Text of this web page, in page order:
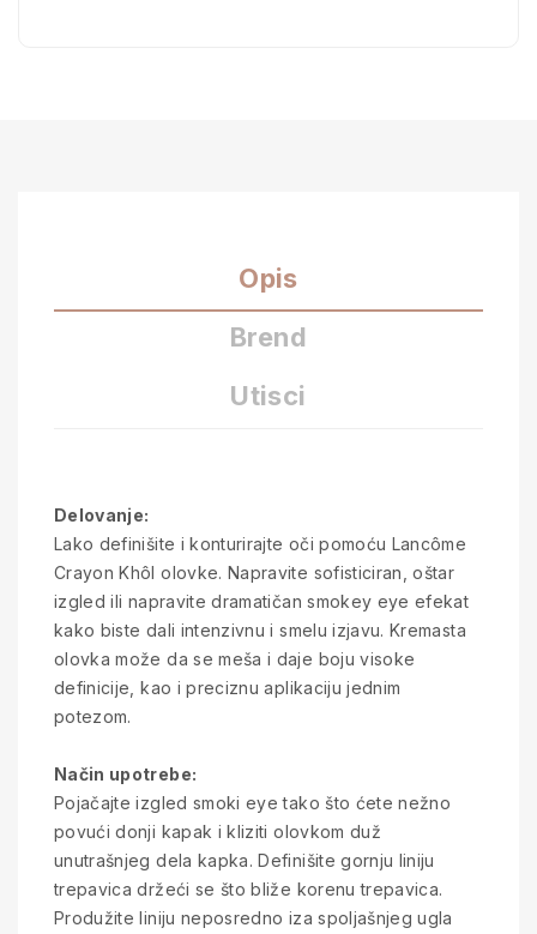
Opis
Brend
Utisci
Delovanje:
Lako definišite i konturirajte oči pomoću Lancôme
Crayon Khôl olovke. Napravite sofisticiran, oštar
izgled ili napravite dramatičan smokey eye efekat
kako biste dali intenzivnu i smelu izjavu. Kremasta
olovka može da se meša i daje boju visoke
definicije, kao i preciznu aplikaciju jednim
potezom.
Način upotrebe:
Pojačajte izgled smoki eye tako što ćete nežno
povući donji kapak i kliziti olovkom duž
unutrašnjeg dela kapka. Definišite gornju liniju
trepavica držeći se što bliže korenu trepavica.
Produžite liniju neposredno iza spoljašnjeg ugla